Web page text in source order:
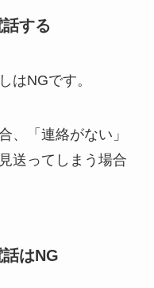
する
はNGです。
、「連絡がない」
送ってしまう場合
はNG